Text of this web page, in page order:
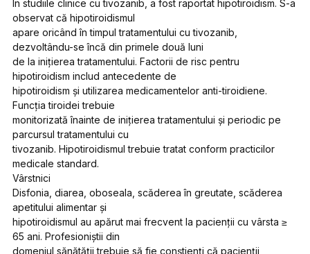
În studiile clinice cu tivozanib, a fost raportat hipotiroidism. S-a
observat că hipotiroidismul
apare oricând în timpul tratamentului cu tivozanib,
dezvoltându-se încă din primele două luni
de la inițierea tratamentului. Factorii de risc pentru
hipotiroidism includ antecedente de
hipotiroidism și utilizarea medicamentelor anti-tiroidiene.
Funcția tiroidei trebuie
monitorizată înainte de inițierea tratamentului și periodic pe
parcursul tratamentului cu
tivozanib. Hipotiroidismul trebuie tratat conform practicilor
medicale standard.
Vârstnici
Disfonia, diarea, oboseala, scăderea în greutate, scăderea
apetitului alimentar și
hipotiroidismul au apărut mai frecvent la pacienții cu vârsta ≥
65 ani. Profesioniștii din
domeniul sănătății trebuie să fie conștienți că pacienții